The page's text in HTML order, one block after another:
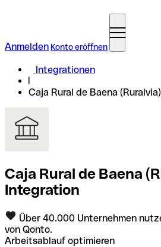
Anmelden Konto eröffnen
Integrationen
Caja Rural de Baena (Ruralvia)
Caja Rural de Baena
Integration
Über 40.000 Unternehmen
von Qonto.
Arbeitsablauf optimieren